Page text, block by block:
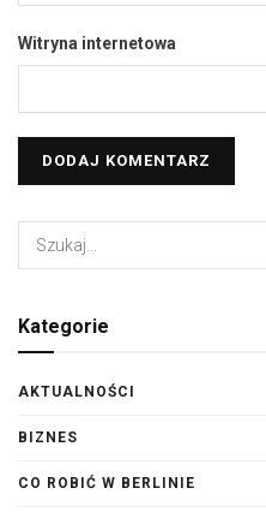
Witryna internetowa
Kategorie
AKTUALNOŚCI
BIZNES
CO ROBIĆ W BERLINIE